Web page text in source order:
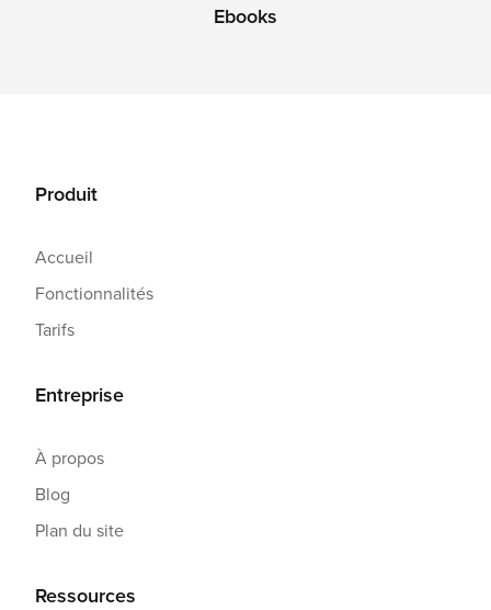
Ebooks
Produit
Accueil
Fonctionnalités
Tarifs
Entreprise
À propos
Blog
Plan du site
Ressources